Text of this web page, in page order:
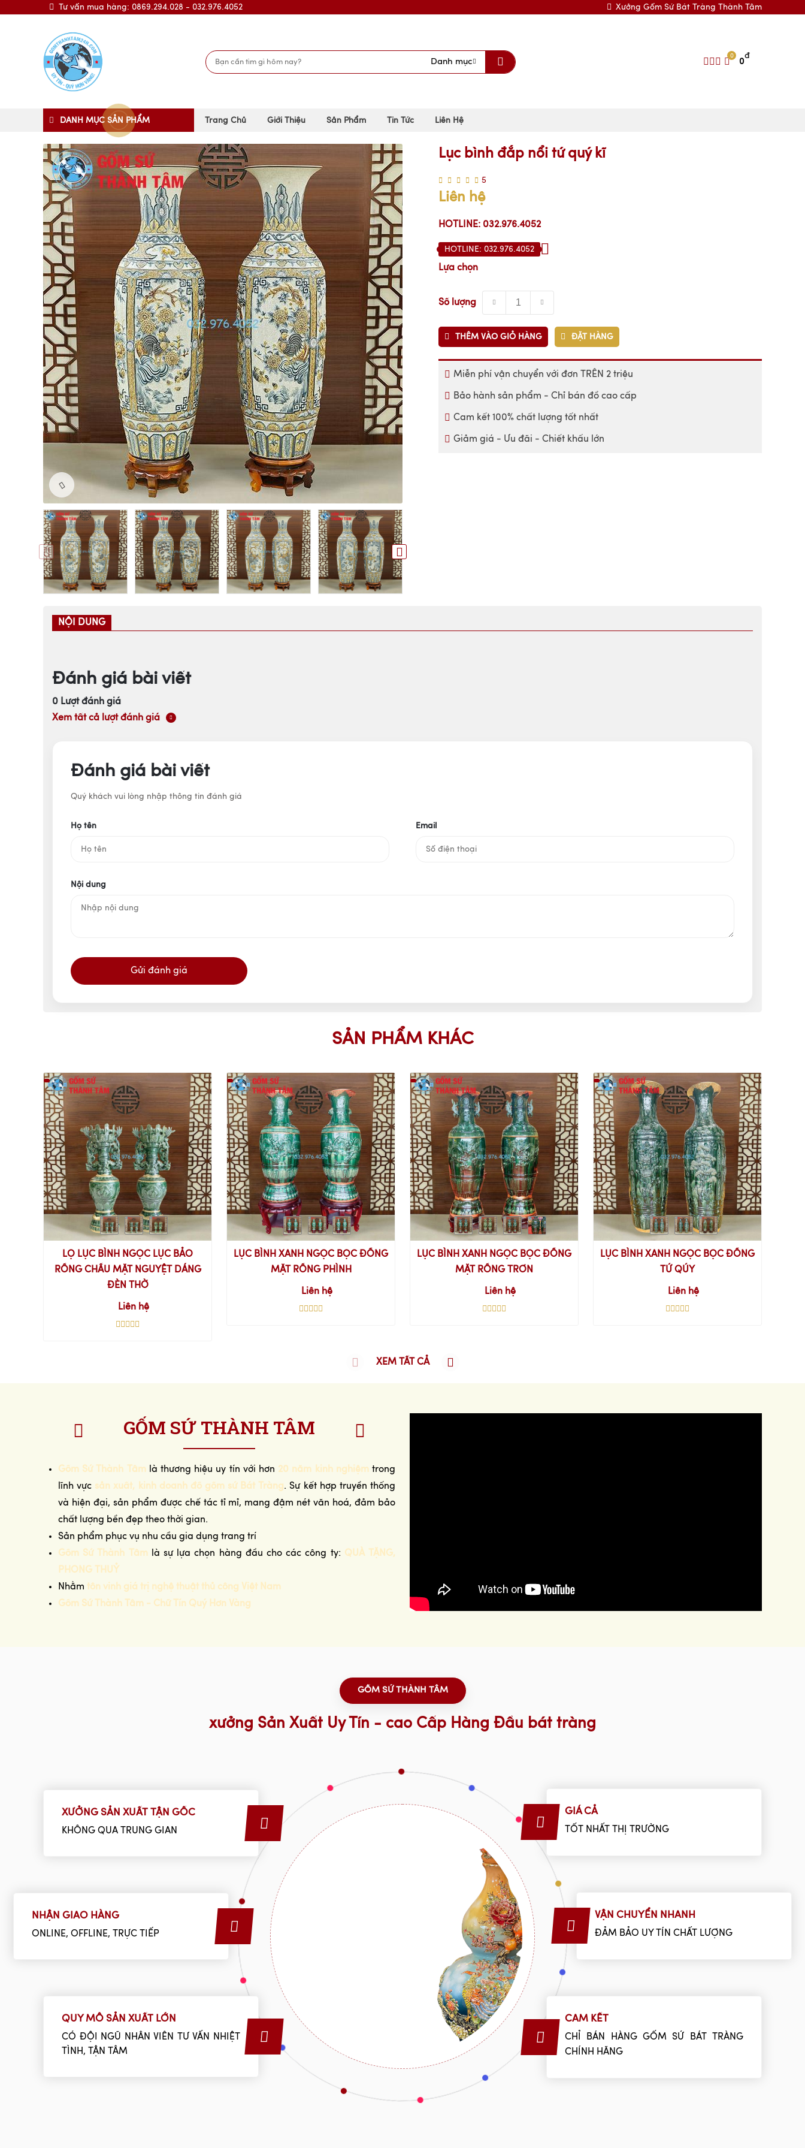
Tư vấn mua hàng: 0869.294.028 - 032.976.4052 Xưởng Gốm Sứ Bát Tràng Thành Tâm
Danh mục
0
0
đ
DANH MỤC SẢN PHẨM Trang Chủ Giới Thiệu Sản Phẩm Tin Tức Liên Hệ
Lục bình đắp nổi tứ quý kĩ
5
Liên hệ
HOTLINE: 032.976.4052
HOTLINE: 032.976.4052
Lựa chọn
Số lượng
THÊM VÀO GIỎ HÀNG ĐẶT HÀNG
Miễn phí vận chuyển với đơn TRÊN 2 triệu
Bảo hành sản phẩm - Chỉ bán đồ cao cấp
Cam kết 100% chất lượng tốt nhất
Giảm giá - Ưu đãi - Chiết khấu lớn
NỘI DUNG
Đánh giá bài viết
0 Lượt đánh giá
Xem tất cả lượt đánh giá
Đánh giá bài viết
Quý khách vui lòng nhập thông tin đánh giá
Họ tên Email
Nội dung
Gửi đánh giá
SẢN PHẨM KHÁC
LỌ LỤC BÌNH NGỌC LỤC BẢO
RỒNG CHẦU MẶT NGUYỆT DÁNG
ĐÈN THỜ
Liên hệ
LỤC BÌNH XANH NGỌC BỌC ĐỒNG
MẶT RỒNG PHÌNH
Liên hệ
LỤC BÌNH XANH NGỌC BỌC ĐỒNG
MẶT RỒNG TRƠN
Liên hệ
LỤC BÌNH XANH NGỌC BỌC ĐỒNG
TỨ QÚY
Liên hệ
XEM TẤT CẢ
GỐM SỨ THÀNH TÂM
Gốm Sứ Thành Tâmlà thương hiệu uy tín với hơn 20 năm kinh nghiệmtrong
lĩnh vực sản xuất, kinh doanh đồ gốm sứ Bát Tràng. Sự kết hợp truyền thống
và hiện đại, sản phẩm được chế tác tỉ mỉ, mang đậm nét văn hoá, đảm bảo
chất lượng bền đẹp theo thời gian.
Sản phẩm phục vụ nhu cầu gia dụng trang trí
Gốm Sứ Thành Tâmlà sự lựa chọn hàng đầu cho các công ty: QUÀ TẶNG,
PHONG THUỶ
Nhằm tôn vinh giá trị nghệ thuật thủ công Việt Nam
Gốm Sứ Thành Tâm - Chữ Tín Quý Hơn Vàng
GỐM SỨ THÀNH TÂM
xưởng Sản Xuất Uy Tín - cao Cấp Hàng Đầu bát tràng
XƯỞNG SẢN XUẤT TẬN GỐC
KHÔNG QUA TRUNG GIAN
NHẬN GIAO HÀNG
ONLINE, OFFLINE, TRỰC TIẾP
QUY MÔ SẢN XUẤT LỚN
CÓ ĐỘI NGŨ NHÂN VIÊN TƯ VẤN NHIỆT
TÌNH, TẬN TÂM
GIÁ CẢ
TỐT NHẤT THỊ TRƯỜNG
VẬN CHUYỂN NHANH
ĐẢM BẢO UY TÍN CHẤT LƯỢNG
CAM KẾT
CHỈ BÁN HÀNG GỐM SỨ BÁT TRÀNG
CHÍNH HÃNG